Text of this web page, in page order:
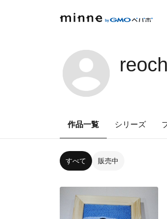
作品一覧 シリーズ
すべて 販売中